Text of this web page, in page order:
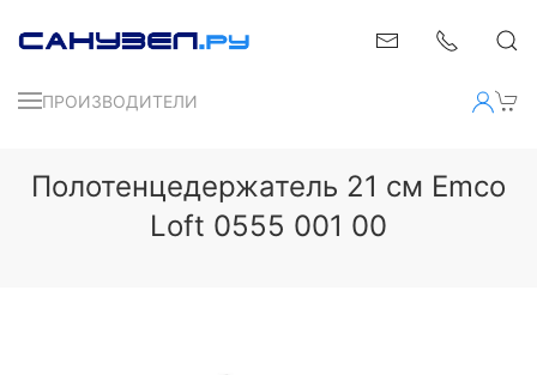
ПРОИЗВОДИТЕЛИ
Полотенцедержатель 21 см Emco
Loft 0555 001 00